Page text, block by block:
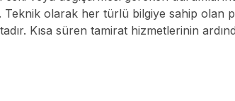
Teknik olarak her türlü bilgiye sahip olan
Kısa süren tamirat hizmetlerinin